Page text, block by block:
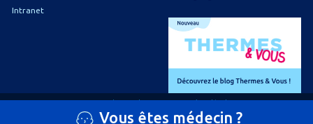
Vous êtes médecin ?
Intranet